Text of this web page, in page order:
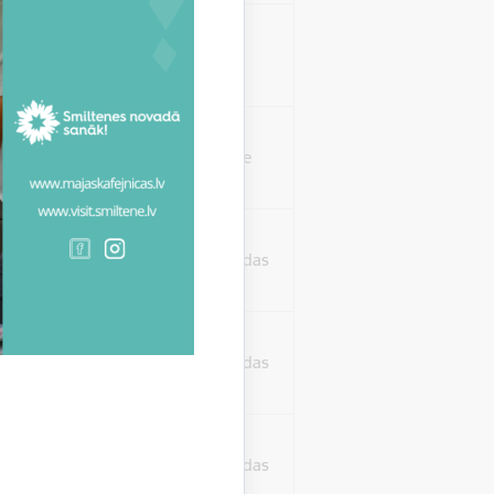
datu iegūšanai
līmeni. 1 minūte
datu iegūšanai
24 stundas
kas tiek
24 stundas
24 stundas